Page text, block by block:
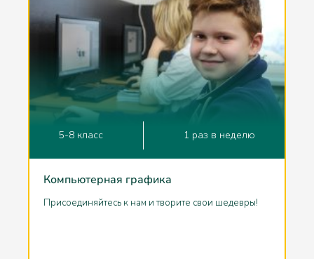
Компьютерная графика
Присоединяйтесь к нам и творите свои шедевры!
5-8 класс 1 раз в неделю